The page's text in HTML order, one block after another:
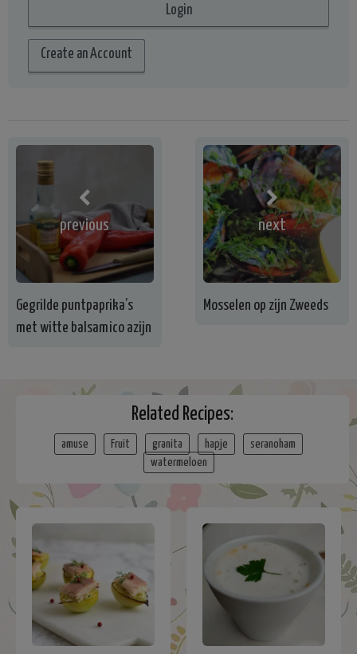
Create an Account
previous
Gegrilde puntpaprika’s
met witte balsamico azijn
next
Mosselen op zijn Zweeds
Related Recipes:
amuse Fruit granita hapje
seranoham
watermeloen